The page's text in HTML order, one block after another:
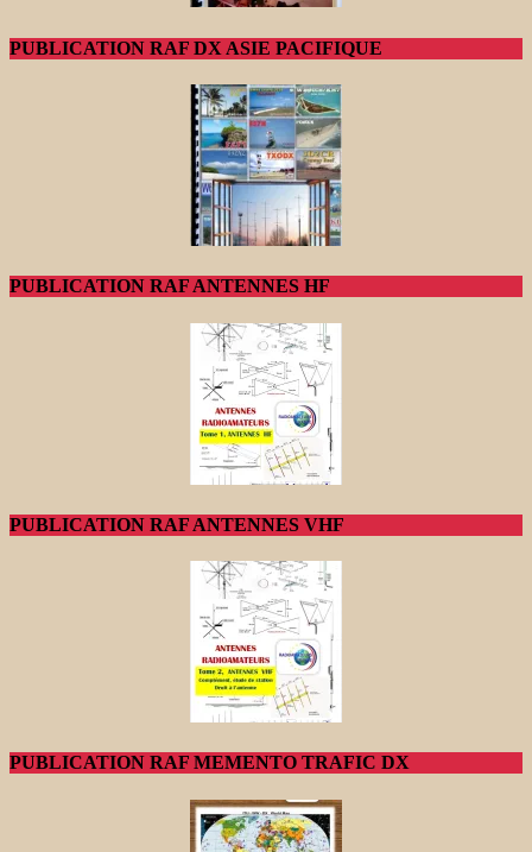
PUBLICATION RAF DX ASIE PACIFIQUE
PUBLICATION RAF ANTENNES HF
PUBLICATION RAF ANTENNES VHF
PUBLICATION RAF MEMENTO TRAFIC DX